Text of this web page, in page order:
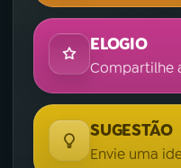
ELOGIO
Compartilhe
SUGESTÃO
Envie uma